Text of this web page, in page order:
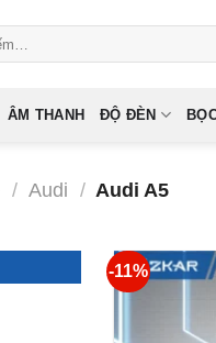
ÂM THANH ĐỘ ĐÈN
/ Audi / Audi A5
-11%